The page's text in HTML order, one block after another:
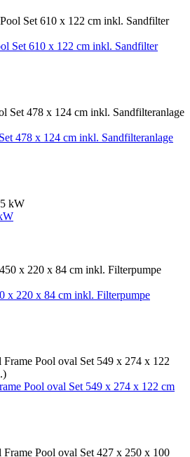
Set 610 x 122 cm inkl. Sandfilter
478 x 124 cm inkl. Sandfilteranlage
x 220 x 84 cm inkl. Filterpumpe
Pool oval Set 549 x 274 x 122 cm